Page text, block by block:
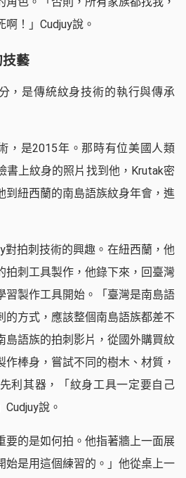
！」Cudjuy說。
藝
，是傳統紋身技術的執行與傳承
，是2015年。那時有位美國人類
書上紋身的照片找到他，Krutak密
到紐西蘭的南島語族紋身年會，進
對拍刺技術的興趣。在紐西蘭，他
拍刺工具製作，他錄下來，回臺灣
習製作工具開始。「臺灣是南島語
的方式，應該整個南島語族都差不
島語族的拍刺影片，從國外購買紋
棒身，嘗試不同的樹木、材質，
利其器，「紋身工具一定要自己
說。
要的是如何拍。他指著牆上一面展
始是用這個練習的。」他從桌上一